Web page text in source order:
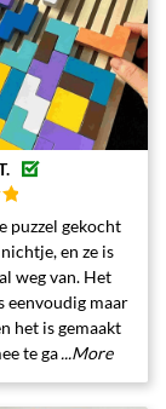
puzzel gekocht
en ze is
weg van. Het
eenvoudig maar
het is gemaakt
te ga...More